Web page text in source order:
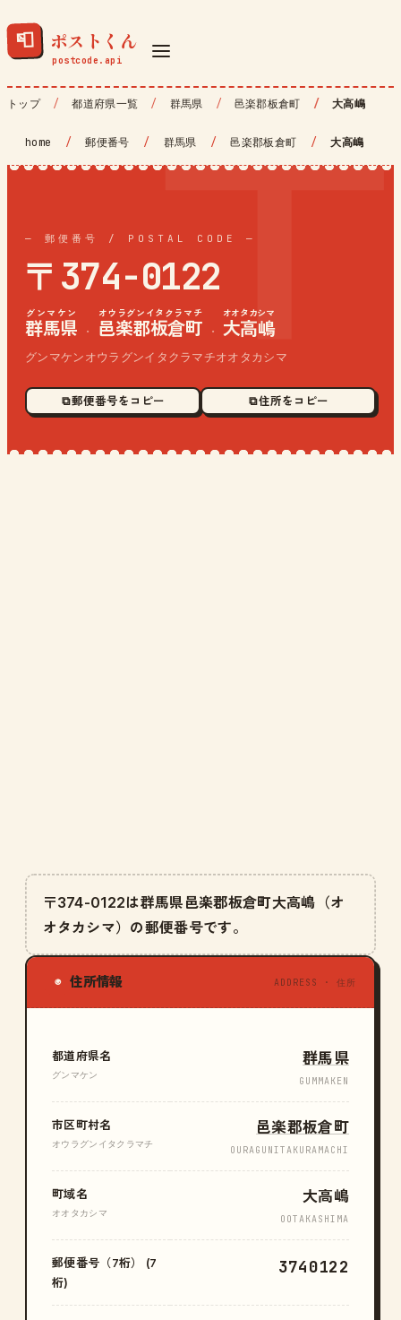
📮 ポストくん
トップ 都道府県一覧 群馬県 邑楽郡板倉町 大高嶋
home / 郵便番号 / 群馬県 / 邑楽郡板倉町 / 大高嶋
— 郵便番号 / POSTAL CODE —
〒374-0122
群馬県
グンマケン
· 邑楽郡板倉町
オウラグンイタクラマチ
· 大高嶋
オオタカシマ
グンマケンオウラグンイタクラマチオオタカシマ
⧉ 郵便番号をコピー ⧉ 住所をコピー
〒374-0122は群馬県邑楽郡板倉町大高嶋（オ
オタカシマ）の郵便番号です。
◉ 住所情報 ADDRESS · 住所
都道府県名
グンマケン
群馬県
GUMMAKEN
市区町村名
オウラグンイタクラマチ
邑楽郡板倉町
OURAGUNITAKURAMACHI
町域名
オオタカシマ
大高嶋
OOTAKASHIMA
郵便番号（7桁） (7
桁)
3740122